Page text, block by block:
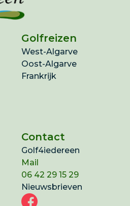
Golfreizen
West-Algarve
Oost-Algarve
Frankrijk
Contact
Golf4iedereen
Mail
06 42 29 15 29
Nieuwsbrieven